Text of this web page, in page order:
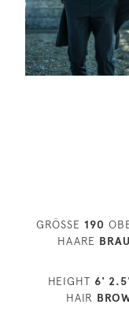
GRÖSSE 190
HAARE
HEIGHT 6'
HAIR